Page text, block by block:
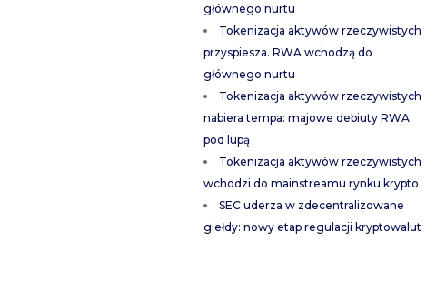
głównego nurtu
Tokenizacja aktywów rzeczywistych
przyspiesza. RWA wchodzą do
głównego nurtu
Tokenizacja aktywów rzeczywistych
nabiera tempa: majowe debiuty RWA
pod lupą
Tokenizacja aktywów rzeczywistych
wchodzi do mainstreamu rynku krypto
SEC uderza w zdecentralizowane
giełdy: nowy etap regulacji kryptowalut